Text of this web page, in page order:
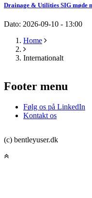
Drainage & Utilities SIG møde
Dato: 2026-09-10 - 13:00
Breadcrumb
Home
Internationalt
Footer menu
Følg os på LinkedIn
Kontakt os
(c) bentleyuser.dk